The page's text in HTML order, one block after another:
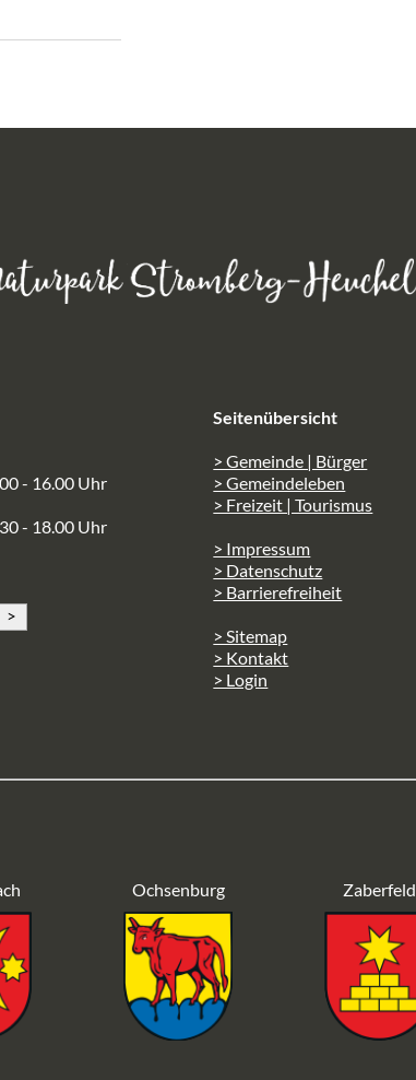
- 16.00 Uhr
- 18.00 Uhr
>
Seitenübersicht
> Gemeinde | Bürger
> Gemeindeleben
> Freizeit | Tourismus
> Impressum
> Datenschutz
> Barrierefreiheit
> Sitemap
> Kontakt
> Login
Ochsenburg Zaberfeld